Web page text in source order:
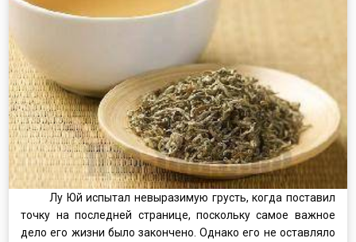
Лу Юй испытал невыразимую грусть, когда поставил
точку на последней странице, поскольку самое важное
дело его жизни было закончено. Однако его не оставляло